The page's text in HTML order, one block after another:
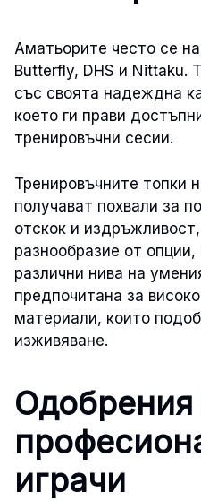
Аматьорите често се
Butterfly, DHS и Nittaku.
със своята надеждна
което ги прави
тренировъчни сесии.
Тренировъчните топки
получават похвали за
отскок и
разнообразие от опции,
различни нива на
предпочитана за
материали, които
изживяване.
Одобрения
играчи